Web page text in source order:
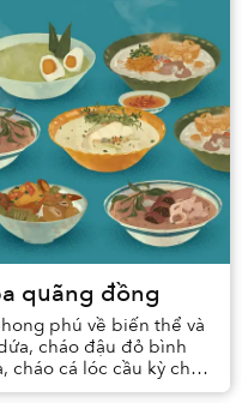
quãng đồng
phú về biến thể và
cháo đậu đỏ bình
cháo cá lóc cầu kỳ chế
hương ...